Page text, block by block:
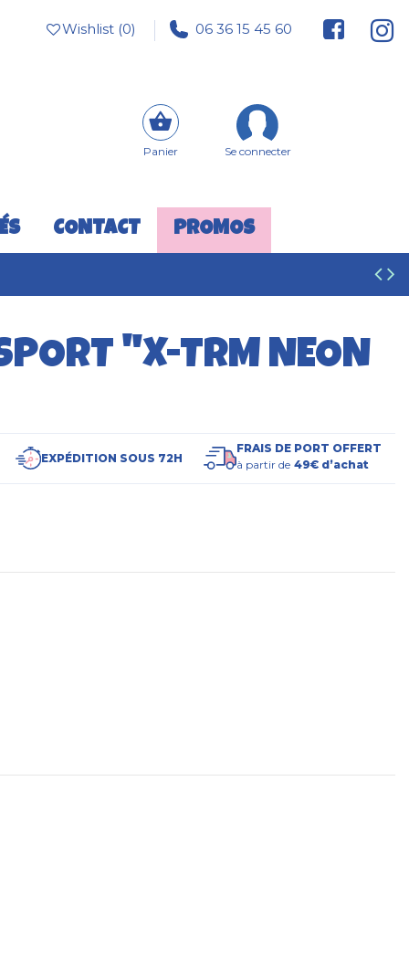
Wishlist (0) 06 36 15 45 60
Panier Se connecter
CONTACT PROMOS
"X-TRM NEON
EXPÉDITION SOUS 72H
FRAIS DE PORT OFFERT
à partir de 49€ d’achat